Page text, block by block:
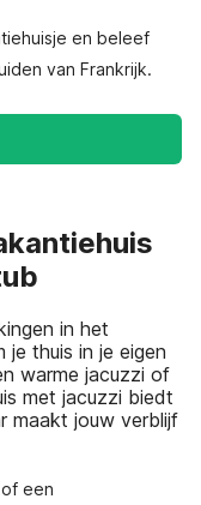
en beleef
van Frankrijk.
in het
je thuis in je eigen
warme jacuzzi of
met jacuzzi biedt
maakt jouw verblijf
een